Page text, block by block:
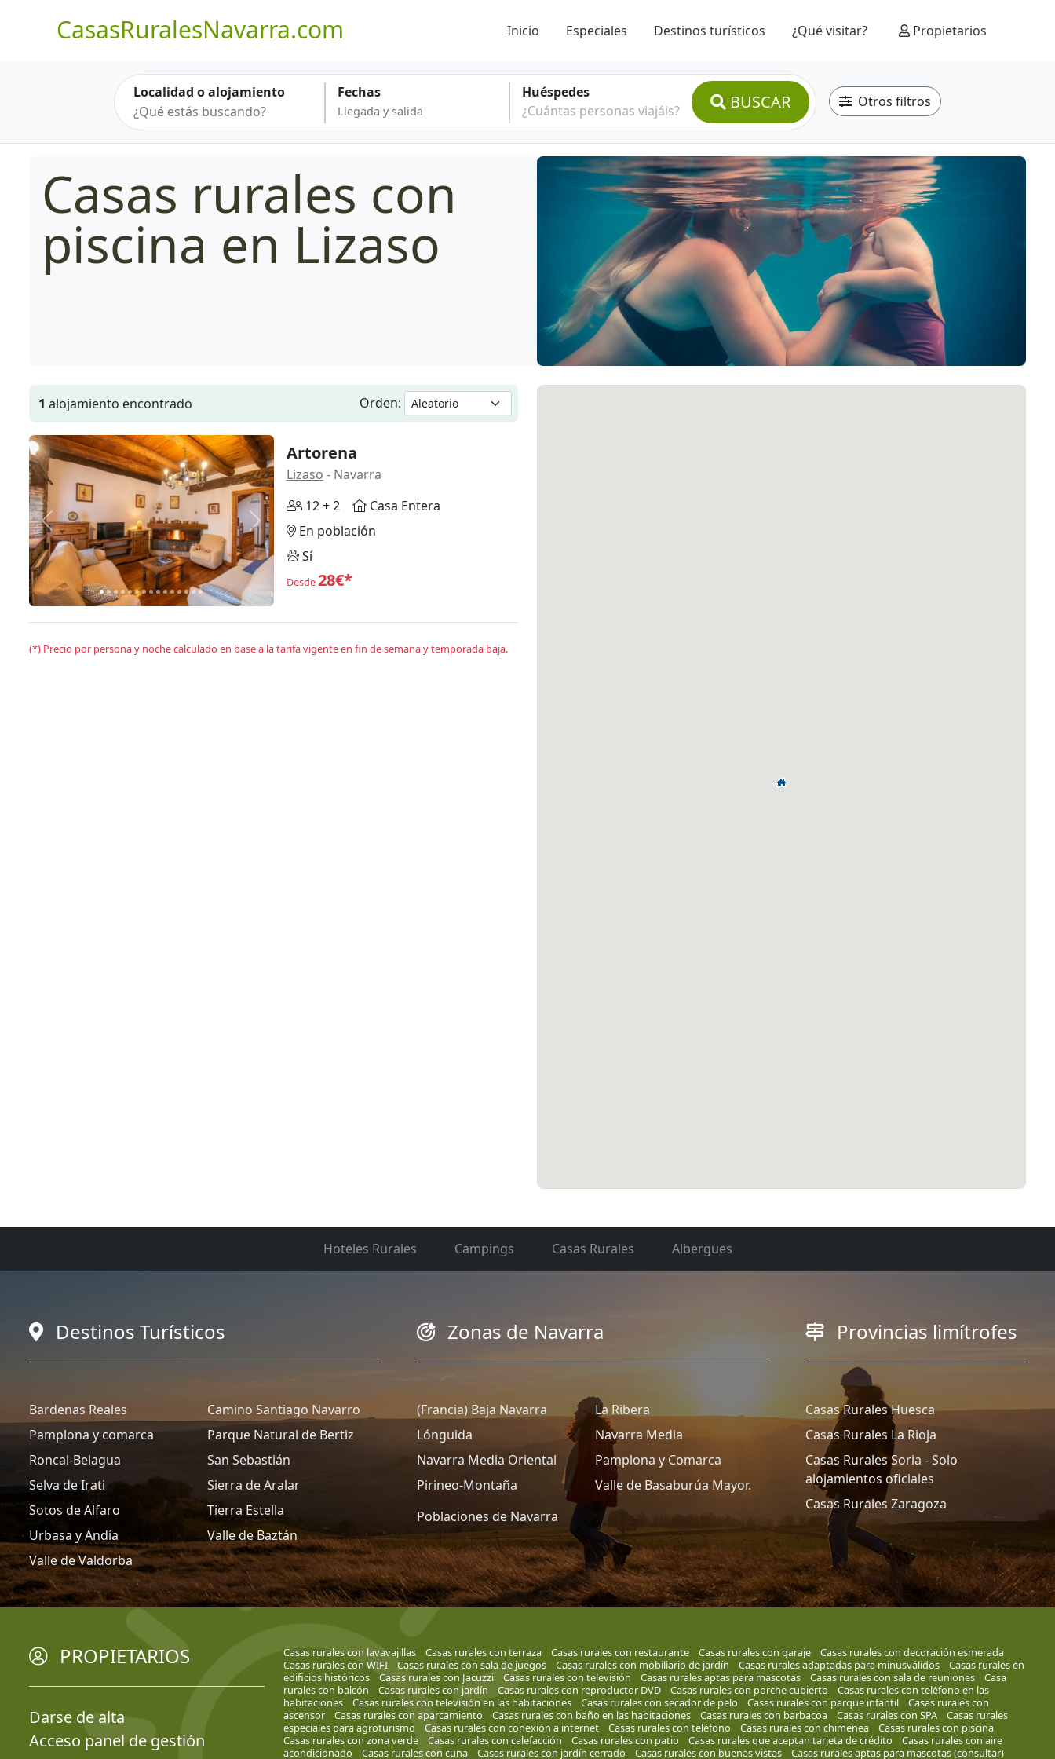
CasasRuralesNavarra.com Inicio Especiales Destinos turísticos ¿Qué visitar? Propietarios
Localidad o alojamiento Fechas
Huéspedes
¿Cuántas personas viajáis?
BUSCAR Otros filtros
Casas rurales con
piscina en Lizaso
1 alojamiento encontrado Orden:
Anterior Siguiente
Artorena
Lizaso - Navarra
12 + 2
Casa Entera
En población
Sí
Desde28€*
(*) Precio por persona y noche calculado en base a la tarifa vigente en fin de semana y temporada baja.
Hoteles Rurales Campings Casas Rurales Albergues
Destinos Turísticos
Bardenas Reales
Camino Santiago Navarro
Pamplona y comarca
Parque Natural de Bertiz
Roncal-Belagua
San Sebastián
Selva de Irati
Sierra de Aralar
Sotos de Alfaro
Tierra Estella
Urbasa y Andía
Valle de Baztán
Valle de Valdorba
Zonas de Navarra
(Francia) Baja Navarra
La Ribera
Lónguida
Navarra Media
Navarra Media Oriental
Pamplona y Comarca
Pirineo-Montaña
Valle de Basaburúa Mayor.
Poblaciones de Navarra
Provincias limítrofes
Casas Rurales Huesca
Casas Rurales La Rioja
Casas Rurales Soria - Solo
alojamientos oficiales
Casas Rurales Zaragoza
PROPIETARIOS
Darse de alta
Acceso panel de gestión
Casas rurales con lavavajillas Casas rurales con terraza Casas rurales con restaurante Casas rurales con garaje
Casas rurales con decoración esmerada
Casas rurales con WIFI
Casas rurales con sala de juegos Casas rurales con mobiliario de jardín Casas rurales adaptadas para minusválidos
Casas rurales en
edificios históricos
Casas rurales con Jacuzzi Casas rurales con televisión Casas rurales aptas para mascotas Casas rurales con sala de reuniones
Casa
rurales con balcón
Casas rurales con jardín Casas rurales con reproductor DVD Casas rurales con porche cubierto
Casas rurales con teléfono en las
habitaciones
Casas rurales con televisión en las habitaciones Casas rurales con secador de pelo Casas rurales con parque infantil
Casas rurales con
ascensor
Casas rurales con aparcamiento Casas rurales con baño en las habitaciones Casas rurales con barbacoa Casas rurales con SPA
Casas rurales
especiales para agroturismo
Casas rurales con conexión a internet Casas rurales con teléfono Casas rurales con chimenea
Casas rurales con piscina
Casas rurales con zona verde
Casas rurales con calefacción Casas rurales con patio Casas rurales que aceptan tarjeta de crédito
Casas rurales con aire
acondicionado
Casas rurales con cuna Casas rurales con jardín cerrado Casas rurales con buenas vistas
Casas rurales aptas para mascotas (consultar)